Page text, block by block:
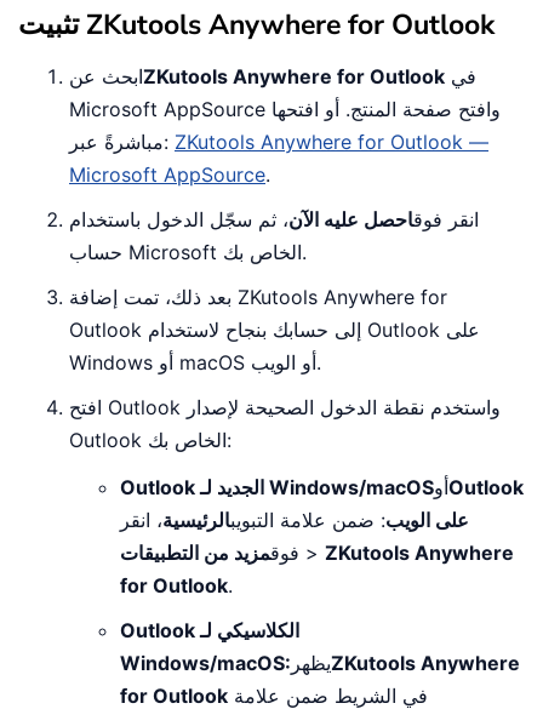
تثبيت ZKutools Anywhere for Outlook
ابحث عنZKutools Anywhere for Outlook
Microsoft AppSource وافتح صفحة المنتج. أو افتحها
مباشرةً عبر: ZKutools Anywhere for Outlook —
Microsoft AppSource.
انقر فوقاحصل عليه الآن، ثم سجّل الدخول باستخدام
حساب Microsoft الخاص بك.
بعد ذلك، تمت إضافة ZKutools Anywhere for
Outlook إلى حسابك بنجاح لاستخدام Outlook على
Windows أو macOS أو الويب.
افتح Outlook واستخدم نقطة الدخول الصحيحة لإصدار
Outlook الخاص بك:
Outlook الجديد لـ Windows/macOSأوOutlook
على الويب: ضمن علامة التبويبالرئيسية، انقر
فوقمزيد من التطبيقات > ZKutools Anywhere
for Outlook.
Outlook الكلاسيكي لـ
Windows/macOS: يظهرZKutools Anywhere
for Outlook